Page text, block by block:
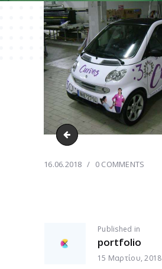
DSC05768-min
16.06.2018 0 COMMENTS
ΠΛΟΉΓΗΣΗ
ΆΡΘΡΩΝ
Published in
post:
portfolio
15 Μαρτίου, 2018